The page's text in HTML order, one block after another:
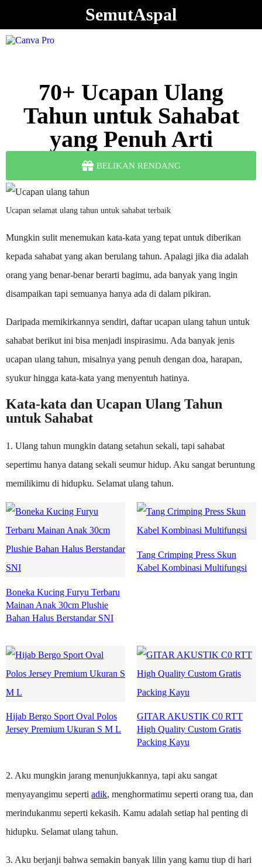
SemutAspal
70+ Ucapan Ulang
Tahun untuk Sahabat
yang Penuh Arti
BELIKAN RENDANG
Ucapan selamat ulang tahun untuk sahabat terbaik
Mungkin sulit menemukan kata-kata yang tepat untuk diberikan
kepada sahabat yang akan berulang tahun. Apalagi jika dia adalah
orang yang benar-benar berarti bagimu, ada banyak yang ingin
disampaikan tapi semuanya hanya ada di dalam pikiran.
Daripada memikirkannya sendiri, daftar ucapan ulang tahun untuk
sahabat berikut ini bisa menjadi inspirasimu. Ada banyak jenis
ucapan ulang tahun, misalnya yang penuh dengan doa, harapan,
syukur hingga kata-kata yang menyentuh hatinya.
Kata-kata dan Ucapan Ulang Tahun
untuk Sahabat
1. Ulang tahun mungkin datang setahun sekali, tapi sahabat
sepertimu hanya datang sekali seumur hidup. Aku sangat beruntung
memilikimu di hidupku. Selamat ulang tahun.
Boneka Kucing Furyu Terbaru
Mainan Anak 30cm Plushie
Bahan Halus Berstandar SNI
Tang Crimping Press Skun
Kabel Kombinasi Multifungsi
Hijab Bergo Sport Oval Polos
Jersey Premium Ukuran S M L
GITAR AKUSTIK C0 RTT
High Quality Custom Gratis
Packing Kayu
2. Aku mungkin jarang menunjukkannya, tapi aku sangat
menyayangimu seperti adik, menghormatimu seperti orang tua, dan
merindukanmu seperti kekasih. Kamu adalah setiap hal penting di
hidupku. Selamat ulang tahun.
3. Aku berjanji bahwa semakin banyak lilin yang kamu tiup di hari